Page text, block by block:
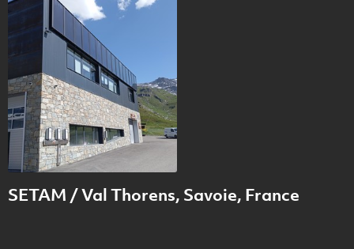
SETAM / Val Thorens, Savoie, France